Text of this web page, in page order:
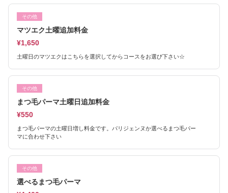
その他
マツエク土曜追加料金
¥1,650
土曜日のマツエクはこちらを選択してからコースをお選び下さい☆
その他
まつ毛パーマ土曜日追加料金
¥550
まつ毛パーマの土曜日増し料金です。パリジェンヌか選べるまつ毛パー
マに合わせ下さい
その他
選べるまつ毛パーマ